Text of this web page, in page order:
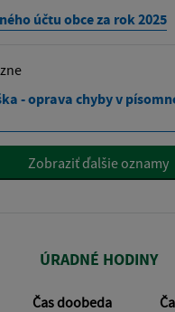
účtu obce za rok 2025
- oprava chyby v
Zobraziť ďalšie oznamy
ÚRADNÉ HODINY
Čas doobeda